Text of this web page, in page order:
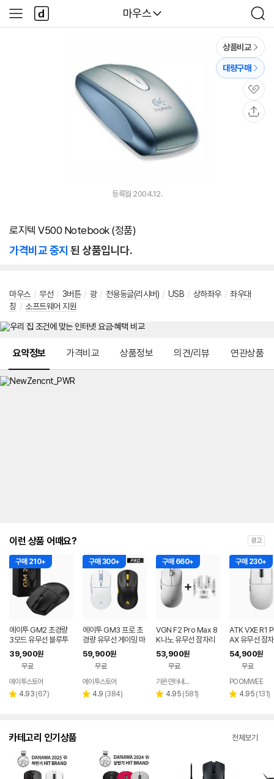
다나와
마우스
검
색
사
이
다
나
와
상품비교
대량구매
관
심
등록월 2004.12.
로지텍 V500 Notebook (정품)
가격비교 중지 된 상품입니다.
마우스 / 무선 / 3버튼 / 광 / 전용동글(리시버) / USB / 상하좌우 / 좌우대
칭 / 소프트웨어 지원
요약정보 가격비교 상품정보 의견/리뷰 연관상품
이런 상품 어때요? 광고
구매 210+
에이투 GM2 초경량
3모드 유무선 블루투
스 게이밍 마우스 노트
북 컴퓨터 FPS 발로란
39,900원
무료
에이투스토어
별 4.93 리
(67)
구매 300+
에이투 GM3 프로 초
경량 유무선 게이밍 마
우스 트리플모드 고감
도 USB 컴퓨터 PC 노
트북 GM3PRO
59,900원
무료
에이투스토어
별 4.9 리
(384)
구매 660+
VGN F2 Pro Max 8
K나노 유무선 잠자리
게이밍 마우스 화이트
53,900원
무료
페이
가온인터내셔날
별 4.95 리
(581)
구매 230+
ATK VXE R1
AX 유무선 잠
이밍 마우스 화
54,900원
무료
POOMWEE
별 4.95 리
(131)
카테고리 인기상품 전체보기